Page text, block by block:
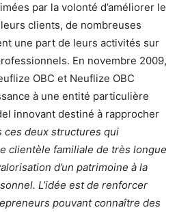
par la volonté d’améliorer le
clients, de nombreuses
une part de leurs activités sur
En novembre 2009,
OBC et Neuflize OBC
à une entité particulière
innovant destiné à rapprocher
ces deux structures qui
clientèle familiale de très longue
d’un patrimoine à la
L’idée est de renforcer
pouvant connaître des